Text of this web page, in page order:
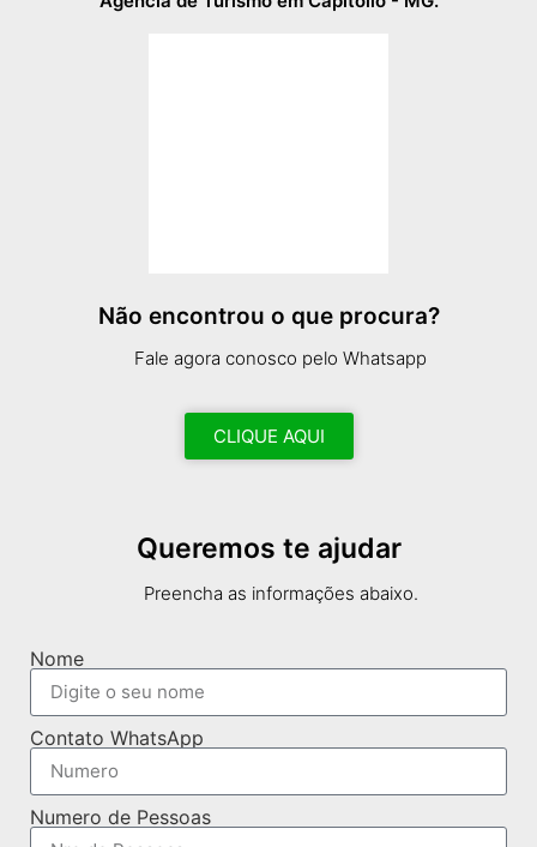
Não encontrou o que procura?
Fale agora conosco pelo Whatsapp
CLIQUE AQUI
Queremos te ajudar
Preencha as informações abaixo.
Nome
Contato WhatsApp
Numero de Pessoas